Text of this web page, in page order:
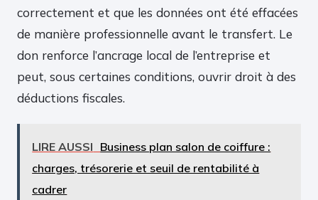
correctement et que les données ont été effacées
de manière professionnelle avant le transfert. Le
don renforce l’ancrage local de l’entreprise et
peut, sous certaines conditions, ouvrir droit à des
déductions fiscales.
LIRE AUSSI Business plan salon de coiffure :
charges, trésorerie et seuil de rentabilité à
cadrer